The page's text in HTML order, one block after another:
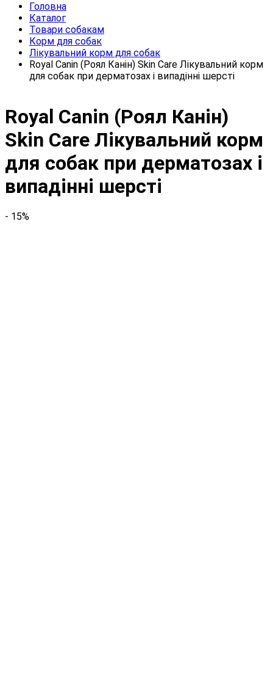
Головна
Каталог
Товари собакам
Корм для собак
Лікувальний корм для собак
Royal Canin (Роял Канін) Skin Care Лікувальний корм
для собак при дерматозах і випадінні шерсті
Royal Canin (Роял Канін)
Skin Care Лікувальний корм
для собак при дерматозах і
випадінні шерсті
- 15%